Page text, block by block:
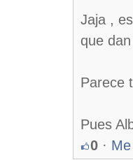
Jaja ,
que
Parece
Pues
0 ·